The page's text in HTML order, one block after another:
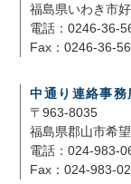
福島県いわき市
電話：0246-36-
Fax：0246-36-
中通り連絡事務
〒963-8035
福島県郡山市希
電話：024-983-
Fax：024-983-